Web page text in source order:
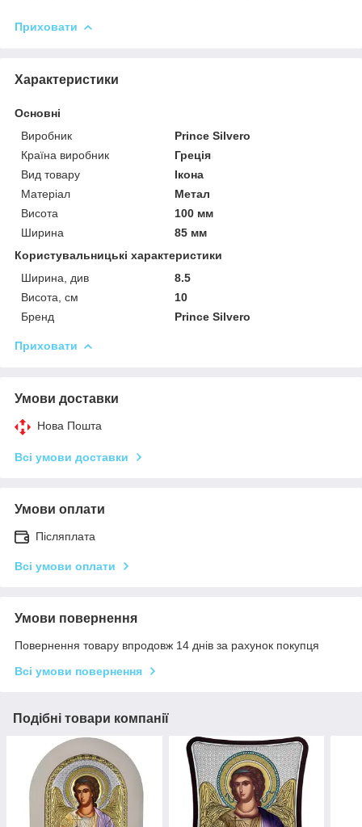
Приховати
Характеристики
Основні
Виробник
Prince Silvero
Країна виробник
Греція
Вид товару
Ікона
Матеріал
Метал
Висота
100 мм
Ширина
85 мм
Користувальницькі характеристики
Ширина, див
8.5
Висота, см
10
Бренд
Prince Silvero
Приховати
Умови доставки
Нова Пошта
Всі умови доставки
Умови оплати
Післяплата
Всі умови оплати
Умови повернення
Повернення товару впродовж 14 днів за рахунок покупця
Всі умови повернення
Подібні товари компанії